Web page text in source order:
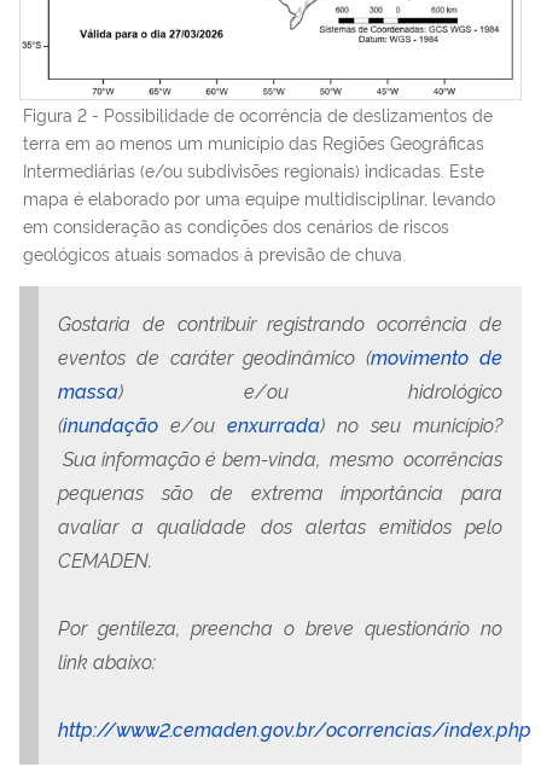
Figura 2 - Possibilidade de ocorrência de deslizamentos de
terra em ao menos um município das Regiões Geográficas
Intermediárias (e/ou subdivisões regionais) indicadas. Este
mapa é elaborado por uma equipe multidisciplinar, levando
em consideração as condições dos cenários de riscos
geológicos atuais somados à previsão de chuva.
Gostaria de contribuir registrando ocorrência de
eventos de caráter geodinâmico (movimento de
massa) e/ou hidrológico
(inundação e/ou enxurrada) no seu município?
Sua informação é bem-vinda, mesmo ocorrências
pequenas são de extrema importância para
avaliar a qualidade dos alertas emitidos pelo
CEMADEN.
Por gentileza, preencha o breve questionário no
link abaixo:
http://www2.cemaden.gov.br/ocorrencias/index.php